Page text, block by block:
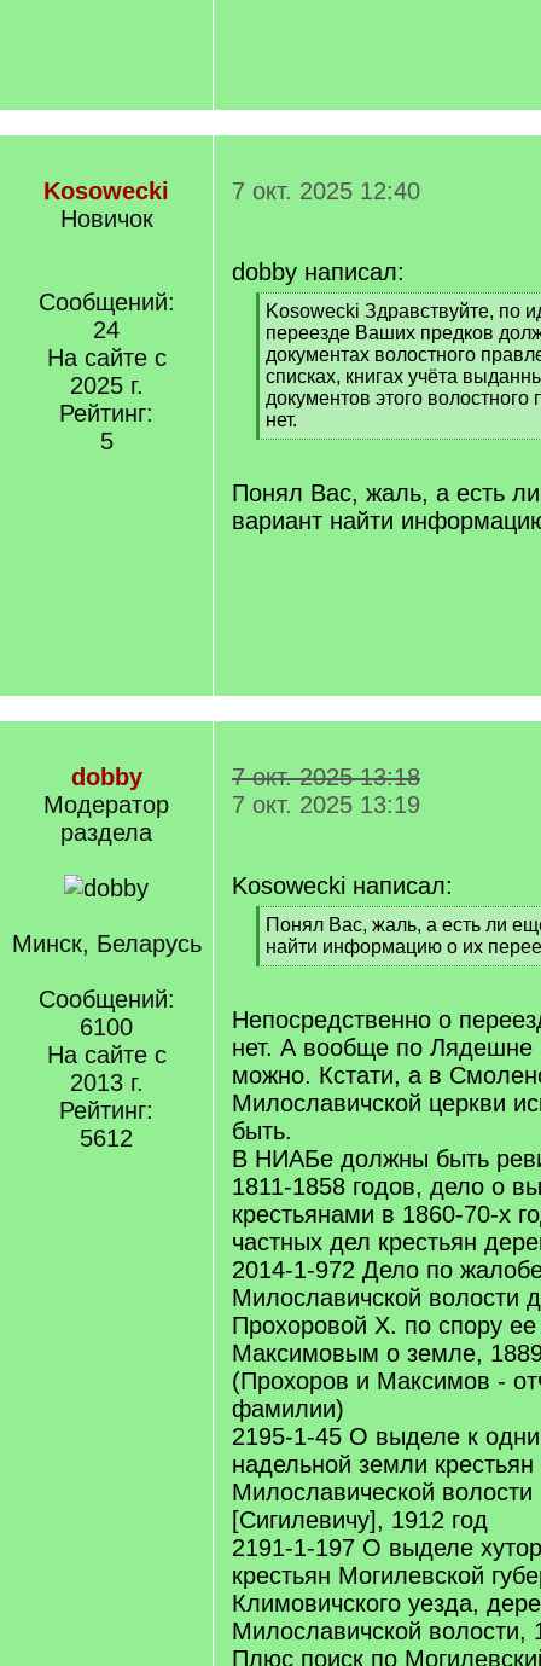
Kosowecki
Новичок
Сообщений:
24
На сайте с
2025 г.
Рейтинг:
5
7 окт. 2025 12:40
dobby написал:
[
q
]
Kosowecki Здравствуйте, по
переезде Ваших предков
документах волостного
списках, книгах учёта
документов этого
нет.
[
q
]
Понял Вас, жаль, а есть
вариант найти
dobby
Модератор
раздела
Минск, Беларусь
Сообщений:
6100
На сайте с
2013 г.
Рейтинг:
5612
7 окт. 2025 13:18
7 окт. 2025 13:19
Kosowecki написал:
[
q
]
Понял Вас, жаль, а есть ли
найти информацию о их
[
q
]
Непосредственно о
нет. А вообще по Лядешне
можно. Кстати, а в
Милославичской церкви
быть.
В НИАБе должны быть
1811-1858 годов, дело о
крестьянами в 1860-70-х
частных дел крестьян
2014-1-972 Дело по
Милославичской волости
Прохоровой Х. по спору
Максимовым о земле,
(Прохоров и Максимов -
фамилии)
2195-1-45 О выделе к
надельной земли
Милославической волости
[Сигилевичу], 1912 год
2191-1-197 О выделе
крестьян Могилевской
Климовичского уезда,
Милославичской волости,
Плюс поиск по